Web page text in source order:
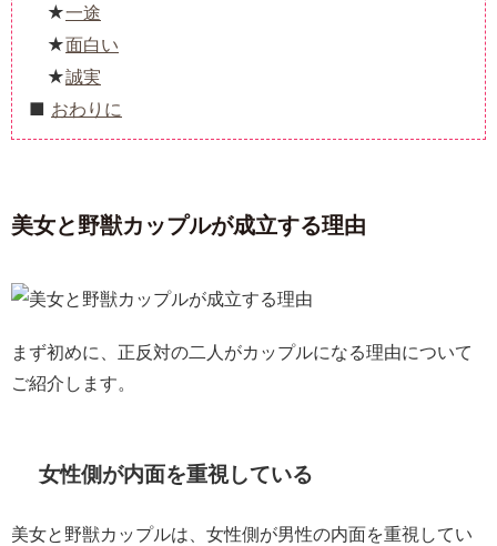
一途
面白い
誠実
おわりに
美女と野獣カップルが成立する理由
まず初めに、正反対の二人がカップルになる理由について
ご紹介します。
女性側が内面を重視している
美女と野獣カップルは、女性側が男性の内面を重視してい